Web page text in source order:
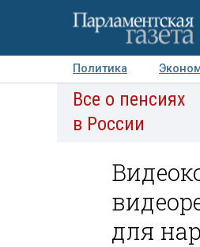
Политика
Авторы Персоны
Все о пенсиях
в России
для